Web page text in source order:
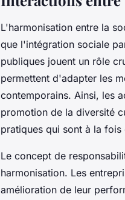
L'harmonisation entre la
que l'intégration sociale
publiques jouent un rôle
permettent d'adapter les
contemporains. Ainsi, les
promotion de la diversité
pratiques qui sont à la
Le concept de
harmonisation. Les
amélioration de leur